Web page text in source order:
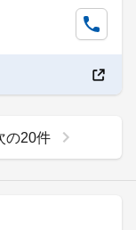
の20件